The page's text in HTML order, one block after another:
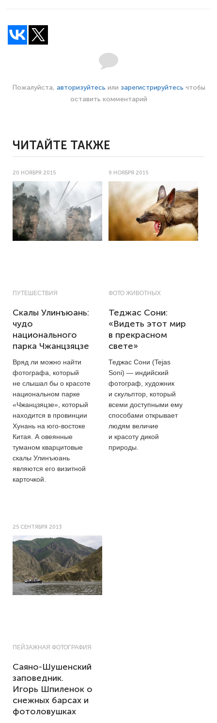
Пожалуйста, авторизуйтесь или зарегистрируйтесь чтобы
оставить комментарий
ЧИТАЙТЕ ТАКЖЕ
20 НОЯБРЯ 2015
ПУТЕШЕСТВИЯ
Скалы Улинъюань:
чудо
национального
парка Чжанцзяцзе
Вряд ли можно найти
фотографа, который
не слышал бы о красоте
национальном парке
«Чжанцзяцзе», который
находится в провинции
Хунань на юго-востоке
Китая. А овеянные
туманом кварцитовые
скалы Улинъюань
являются его визитной
карточкой.​
9 НОЯБРЯ 2015
ФОТО ЖИВОТНЫХ
Теджас Сони:
«Видеть этот мир
в прекрасном
свете»
Теджас Сони (Tejas
Soni) — индийский
фотограф, художник
и скульптор, который
всеми доступными ему
способами открывает
людям величие
и красоту дикой
природы.
25 СЕНТЯБРЯ 2013
ПЕЙЗАЖНАЯ ФОТОГРАФИЯ
Саяно-Шушенский
заповедник.
Игорь Шпиленок о
снежных барсах и
фотоловушках